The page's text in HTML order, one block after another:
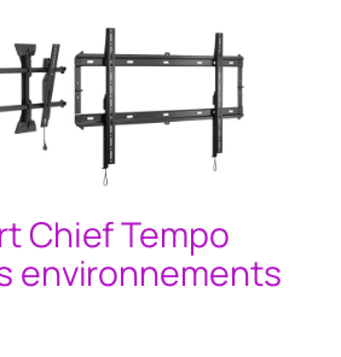
Chief Tempo
environnements